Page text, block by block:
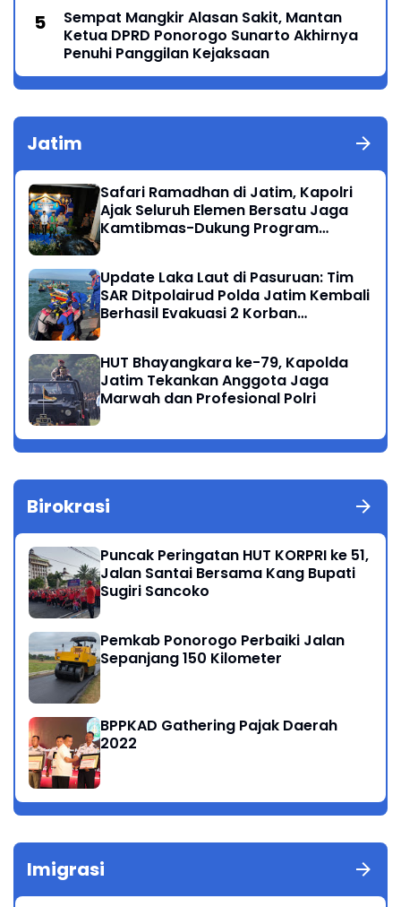
Sempat Mangkir Alasan Sakit, Mantan
Ketua DPRD Ponorogo Sunarto Akhirnya
Penuhi Panggilan Kejaksaan
Jatim
Safari Ramadhan di Jatim, Kapolri
Ajak Seluruh Elemen Bersatu Jaga
Kamtibmas-Dukung Program
Update Laka Laut di Pasuruan: Tim
SAR Ditpolairud Polda Jatim Kembali
Berhasil Evakuasi 2 Korban
HUT Bhayangkara ke-79, Kapolda
Jatim Tekankan Anggota Jaga
Marwah dan Profesional Polri
Birokrasi
Puncak Peringatan HUT KORPRI ke 51,
Jalan Santai Bersama Kang Bupati
Sugiri Sancoko
Pemkab Ponorogo Perbaiki Jalan
Sepanjang 150 Kilometer
BPPKAD Gathering Pajak Daerah
2022
Imigrasi